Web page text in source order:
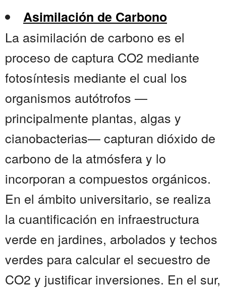
Asimilación de Carbono
La asimilación de carbono es el
proceso de captura CO2 mediante
fotosíntesis mediante el cual los
organismos autótrofos —
principalmente plantas, algas y
cianobacterias— capturan dióxido de
carbono de la atmósfera y lo
incorporan a compuestos orgánicos.
En el ámbito universitario, se realiza
la cuantificación en infraestructura
verde en jardines, arbolados y techos
verdes para calcular el secuestro de
CO2 y justificar inversiones. En el sur,